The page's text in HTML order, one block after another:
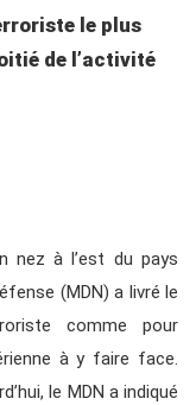
le plus
de l’activité
nez à l’est du pays
(MDN) a livré le
comme pour
à y faire face.
le MDN a indiqué